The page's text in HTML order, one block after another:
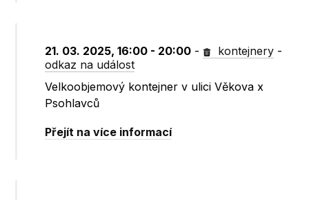
21. 03. 2025, 16:00 - 20:00 - kontejnery -
odkaz na událost
Velkoobjemový kontejner v ulici Věkova x
Psohlavců
Přejít na více informací